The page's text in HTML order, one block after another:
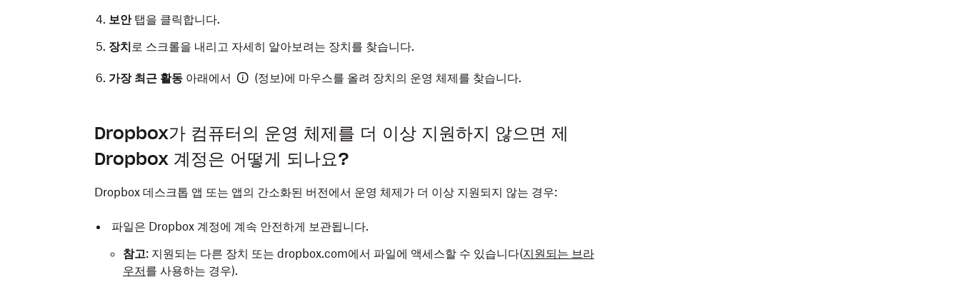
보안탭을 클릭합니다.
장치로 스크롤을 내리고 자세히 알아보려는 장치를 찾습니다.
가장 최근 활동 아래에서 (정보)에 마우스를 올려 장치의 운영 체제를 찾습니다.
Dropbox가 컴퓨터의 운영 체제를 더 이상 지원하지 않으면 제
Dropbox 계정은 어떻게 되나요?
Dropbox 데스크톱 앱 또는 앱의 간소화된 버전에서 운영 체제가 더 이상 지원되지 않는 경우:
파일은 Dropbox 계정에 계속 안전하게 보관됩니다.
참고: 지원되는 다른 장치 또는 dropbox.com에서 파일에 액세스할 수 있습니다(지원되는 브라
우저를 사용하는 경우).